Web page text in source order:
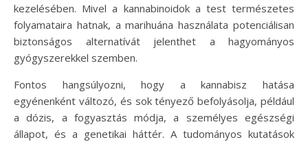
kezelésében. Mivel a kannabinoidok a test természetes
folyamataira hatnak, a marihuána használata potenciálisan
biztonságos alternatívát jelenthet a hagyományos
gyógyszerekkel szemben.
Fontos hangsúlyozni, hogy a kannabisz hatása
egyénenként változó, és sok tényező befolyásolja, például
a dózis, a fogyasztás módja, a személyes egészségi
állapot, és a genetikai háttér. A tudományos kutatások